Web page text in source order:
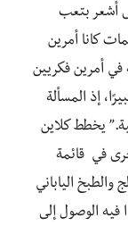
أشعر بتعب
كانا أمرين
أمرين فكريين
إذ المسألة
يخطط كلاين
في قائمة
والطبخ الياباني
فيه الوصول إلى